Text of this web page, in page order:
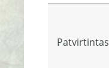
Patvirtintas